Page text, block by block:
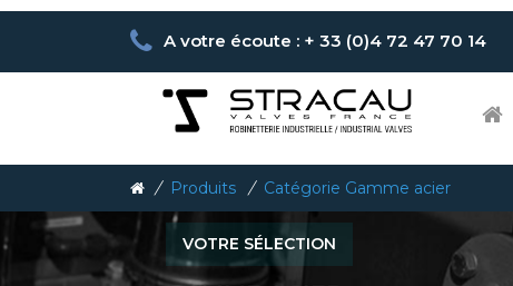
A votre écoute : + 33 (0)4 72 47 70 14
/ Produits / Catégorie Gamme acier
VOTRE SÉLECTION